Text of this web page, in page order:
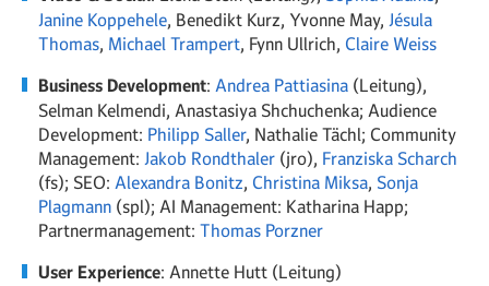
Janine Koppehele, Benedikt Kurz, Yvonne May, Jésula
Thomas, Michael Trampert, Fynn Ullrich, Claire Weiss
Business Development: Andrea Pattiasina (Leitung),
Selman Kelmendi, Anastasiya Shchuchenka; Audience
Development: Philipp Saller, Nathalie Tächl; Community
Management: Jakob Rondthaler (jro), Franziska Scharch
(fs); SEO: Alexandra Bonitz, Christina Miksa, Sonja
Plagmann (spl); AI Management: Katharina Happ;
Partnermanagement: Thomas Porzner
User Experience: Annette Hutt (Leitung)